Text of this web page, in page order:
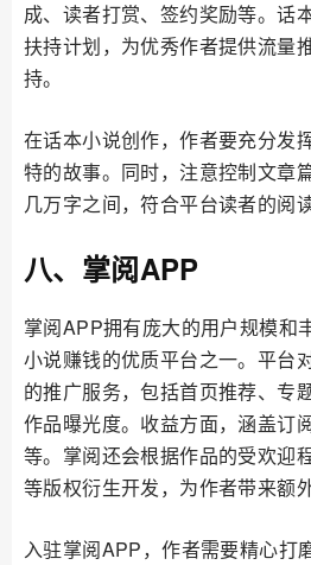
成、读者打赏、签约奖励等。话
扶持计划，为优秀作者提供流量
持。
在话本小说创作，作者要充分发
特的故事。同时，注意控制文章
几万字之间，符合平台读者的阅
八、掌阅APP
掌阅APP拥有庞大的用户规模和
小说赚钱的优质平台之一。平台
的推广服务，包括首页推荐、专
作品曝光度。收益方面，涵盖订
等。掌阅还会根据作品的受欢迎
等版权衍生开发，为作者带来额
入驻掌阅APP，作者需要精心打